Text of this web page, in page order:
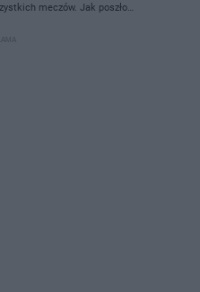
meczów. Jak poszło